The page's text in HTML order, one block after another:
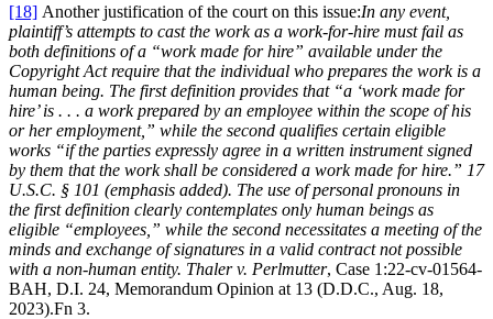
[18] Another justification of the court on this issue:In any event,
plaintiff’s attempts to cast the work as a work-for-hire must fail as
both definitions of a “work made for hire” available under the
Copyright Act require that the individual who prepares the work is a
human being. The first definition provides that “a ‘work made for
hire’ is . . . a work prepared by an employee within the scope of his
or her employment,” while the second qualifies certain eligible
works “if the parties expressly agree in a written instrument signed
by them that the work shall be considered a work made for hire.” 17
U.S.C. § 101 (emphasis added). The use of personal pronouns in
the first definition clearly contemplates only human beings as
eligible “employees,” while the second necessitates a meeting of the
minds and exchange of signatures in a valid contract not possible
with a non-human entity. Thaler v. Perlmutter, Case 1:22-cv-01564-
BAH, D.I. 24, Memorandum Opinion at 13 (D.D.C., Aug. 18,
2023).Fn 3.